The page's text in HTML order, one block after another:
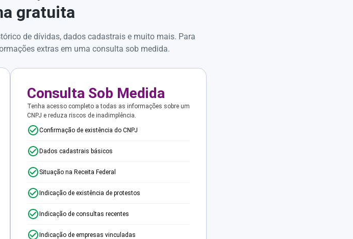
gratuita
de dívidas, dados cadastrais e muito mais. Para
extras em uma consulta sob medida.
Consulta Sob Medida
Tenha acesso completo a todas as informações sobre um
CNPJ e reduza riscos de inadimplência.
Confirmação de existência do CNPJ
Dados cadastrais básicos
Situação na Receita Federal
Indicação de existência de protestos
Indicação de consultas recentes
Indicação de empresas vinculadas